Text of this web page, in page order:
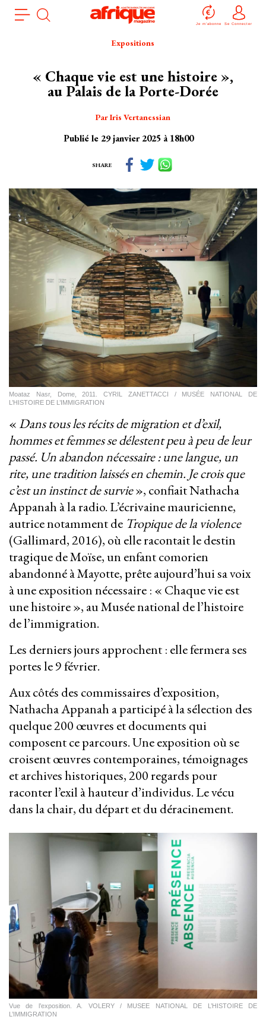
Je m'abonne Se Connecter
Expositions
« Chaque vie est une histoire »,
au Palais de la Porte-Dorée
Par Iris Vertanessian
Publié le 29 janvier 2025 à 18h00
SHARE
Moataz Nasr, Dome, 2011. CYRIL ZANETTACCI / MUSÉE NATIONAL DE
L’HISTOIRE DE L’IMMIGRATION
« Dans tous les récits de migration et d’exil,
hommes et femmes se délestent peu à peu de leur
passé. Un abandon nécessaire : une langue, un
rite, une tradition laissés en chemin. Je crois que
c’est un instinct de survie», confiait Nathacha
Appanah à la radio. L’écrivaine mauricienne,
autrice notamment de Tropique de la violence
(Gallimard, 2016), où elle racontait le destin
tragique de Moïse, un enfant comorien
abandonné à Mayotte, prête aujourd’hui sa voix
à une exposition nécessaire : « Chaque vie est
une histoire », au Musée national de l’histoire
de l’immigration.
Les derniers jours approchent : elle fermera ses
portes le 9 février.
Aux côtés des commissaires d’exposition,
Nathacha Appanah a participé à la sélection des
quelque 200 œuvres et documents qui
composent ce parcours. Une exposition où se
croisent œuvres contemporaines, témoignages
et archives historiques, 200 regards pour
raconter l’exil à hauteur d’individus. Le vécu
dans la chair, du départ et du déracinement.
Vue de l’exposition. A. VOLERY / MUSEE NATIONAL DE L’HISTOIRE DE
L’IMMIGRATION
Panneau de gestion des cookies